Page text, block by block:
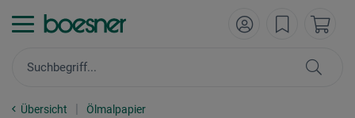
Übersicht Ölmalpapier